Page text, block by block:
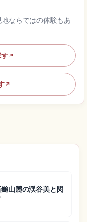
ならではの体験もあ
す↗
↗
山麓の渓谷美と関